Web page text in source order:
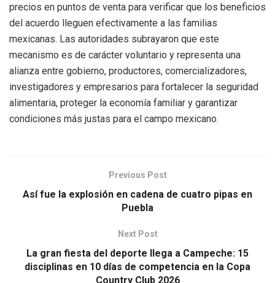
precios en puntos de venta para verificar que los beneficios
del acuerdo lleguen efectivamente a las familias
mexicanas. Las autoridades subrayaron que este
mecanismo es de carácter voluntario y representa una
alianza entre gobierno, productores, comercializadores,
investigadores y empresarios para fortalecer la seguridad
alimentaria, proteger la economía familiar y garantizar
condiciones más justas para el campo mexicano.
Previous Post
Así fue la explosión en cadena de cuatro pipas en
Puebla
Next Post
La gran fiesta del deporte llega a Campeche: 15
disciplinas en 10 días de competencia en la Copa
Country Club 2026